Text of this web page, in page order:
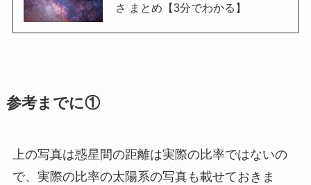
さ まとめ【3分でわかる】
参考までに①
上の写真は惑星間の距離は実際の比率ではないの
で、実際の比率の太陽系の写真も載せておきま